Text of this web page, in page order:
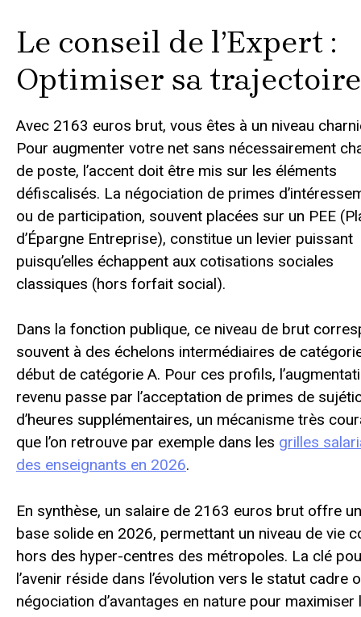
Le conseil de l’Expert :
Optimiser sa trajectoire
Avec 2163 euros brut, vous êtes à un niveau
Pour augmenter votre net sans nécessairement
de poste, l’accent doit être mis sur les éléments
défiscalisés. La négociation de primes
ou de participation, souvent placées sur un PEE
d’Épargne Entreprise), constitue un levier puissant
puisqu’elles échappent aux cotisations sociales
classiques (hors forfait social).
Dans la fonction publique, ce niveau de brut
souvent à des échelons intermédiaires de
début de catégorie A. Pour ces profils,
revenu passe par l’acceptation de primes de
d’heures supplémentaires, un mécanisme très
que l’on retrouve par exemple dans les grilles
des enseignants en 2026.
En synthèse, un salaire de 2163 euros brut offre
base solide en 2026, permettant un niveau de vie
hors des hyper-centres des métropoles. La clé
l’avenir réside dans l’évolution vers le statut cadre
négociation d’avantages en nature pour maximiser